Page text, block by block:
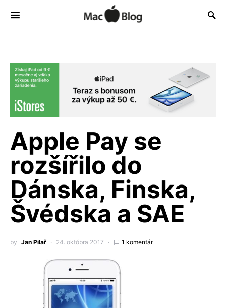
Apple Pay se
rozšířilo do
Dánska, Finska,
Švédska a SAE
by Jan Pilař 24. októbra 2017 1 komentár